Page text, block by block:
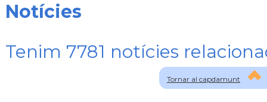
Tornar al capdamunt
Notícies
Tenim 7781 notícies